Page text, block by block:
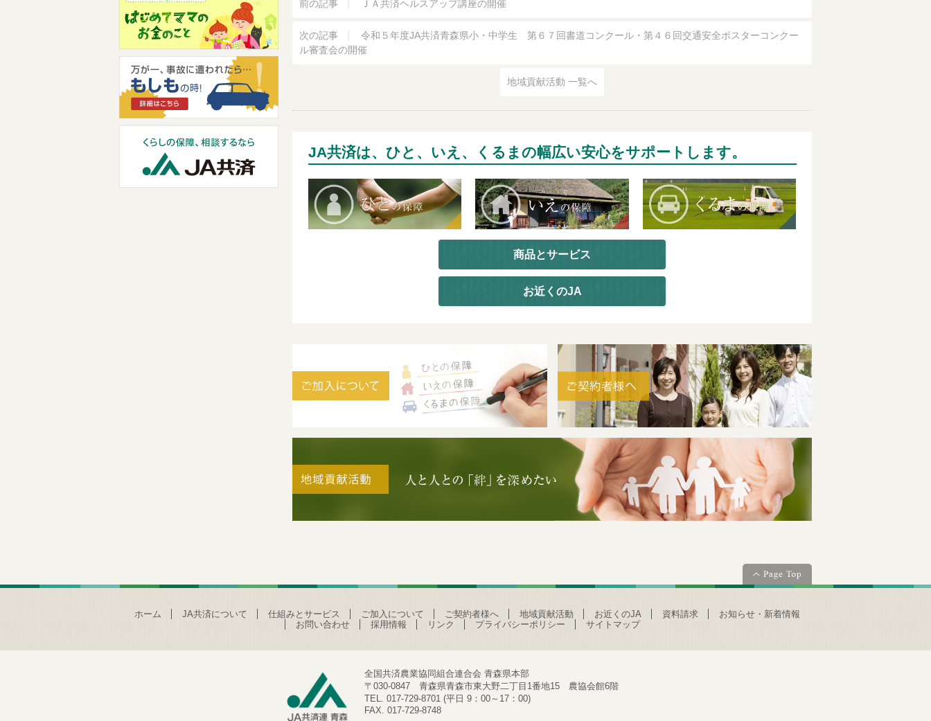
前の記事 ＪＡ共済ヘルスアップ講座の開催
次の記事
令和５年度JA共済青森県小・中学生 第６７回書道コンクール・第４６回交通安全ポスターコンクー
ル審査会の開催
地域貢献活動 一覧へ
JA共済は、ひと、いえ、くるまの幅広い安心をサポートします。
商品とサービス
お近くのJA
ホーム JA共済について 仕組みとサービス ご加入について ご契約者様へ 地域貢献活動 お近くのJA 資料請求
お知らせ・新着情報
お問い合わせ
採用情報 リンク プライバシーポリシー サイトマップ
全国共済農業協同組合連合会 青森県本部
〒030-0847 青森県青森市東大野二丁目1番地15 農協会館6階
TEL. 017-729-8701 (平日 9：00～17：00)
FAX. 017-729-8748